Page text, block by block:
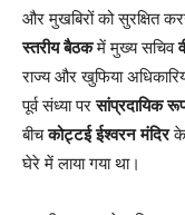
और मुखबिरों को सुरक्षित
स्तरीय बैठकमें मुख्य सचिव
राज्य और खुफिया
पूर्व संध्या परसांप्रदायिक
बीचकोट्टई ईश्वरन मंदिरके
घेरे में लाया गया था।